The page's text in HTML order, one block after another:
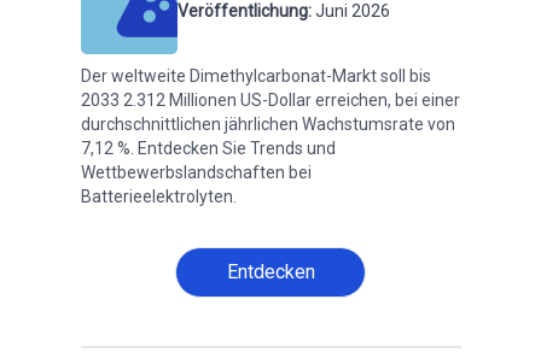
Veröffentlichung: Juni 2026
Der weltweite Dimethylcarbonat-Markt soll bis
2033 2.312 Millionen US-Dollar erreichen, bei einer
durchschnittlichen jährlichen Wachstumsrate von
7,12 %. Entdecken Sie Trends und
Wettbewerbslandschaften bei
Batterieelektrolyten.
Entdecken